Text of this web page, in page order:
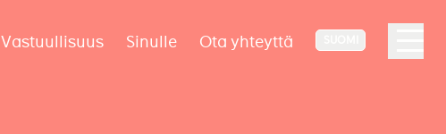
Vastuullisuus Sinulle Ota yhteyttä